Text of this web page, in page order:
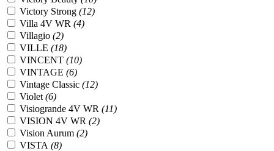
Victory Strong (12)
Villa 4V WR (4)
Villagio (2)
VILLE (18)
VINCENT (10)
VINTAGE (6)
Vintage Classic (12)
Violet (6)
Visiogrande 4V WR (11)
VISION 4V WR (2)
Vision Aurum (2)
VISTA (8)